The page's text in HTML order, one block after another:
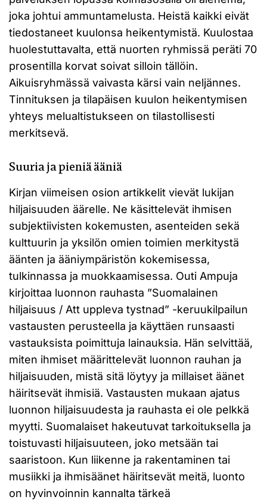
joka johtui ammuntamelusta. Heistä kaikki eivät
tiedostaneet kuulonsa heikentymistä. Kuulostaa
huolestuttavalta, että nuorten ryhmissä peräti 70
prosentilla korvat soivat silloin tällöin.
Aikuisryhmässä vaivasta kärsi vain neljännes.
Tinnituksen ja tilapäisen kuulon heikentymisen
yhteys melualtistukseen on tilastollisesti
merkitsevä.
Suuria ja pieniä ääniä
Kirjan viimeisen osion artikkelit vievät lukijan
hiljaisuuden äärelle. Ne käsittelevät ihmisen
subjektiivisten kokemusten, asenteiden sekä
kulttuurin ja yksilön omien toimien merkitystä
äänten ja ääniympäristön kokemisessa,
tulkinnassa ja muokkaamisessa. Outi Ampuja
kirjoittaa luonnon rauhasta ”Suomalainen
hiljaisuus / Att uppleva tystnad” -keruukilpailun
vastausten perusteella ja käyttäen runsaasti
vastauksista poimittuja lainauksia. Hän selvittää,
miten ihmiset määrittelevät luonnon rauhan ja
hiljaisuuden, mistä sitä löytyy ja millaiset äänet
häiritsevät ihmisiä. Vastausten mukaan ajatus
luonnon hiljaisuudesta ja rauhasta ei ole pelkkä
myytti. Suomalaiset hakeutuvat tarkoituksella ja
toistuvasti hiljaisuuteen, joko metsään tai
saaristoon. Kun liikenne ja rakentaminen tai
musiikki ja ihmisäänet häiritsevät meitä, luonto
on hyvinvoinnin kannalta tärkeä